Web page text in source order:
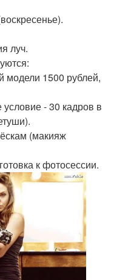
луч.
модели 1500 рублей,
- 30 кадров в
(макияж
к фотосессии.